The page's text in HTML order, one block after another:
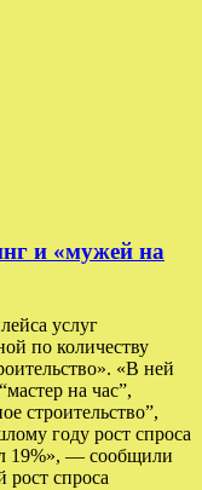
и «мужей на
услуг
по количеству
«В ней
на час”,
строительство”,
году рост спроса
19%», — сообщили
спроса